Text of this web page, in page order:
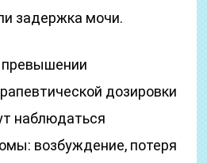
задержка мочи.
превышении
дозировки
наблюдаться
возбуждение, потеря